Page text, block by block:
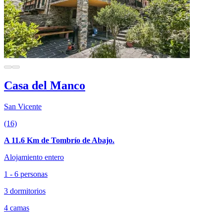
Casa del Manco
San Vicente
(16)
A 11.6 Km de Tombrío de Abajo.
Alojamiento entero
1 - 6 personas
3 dormitorios
4 camas